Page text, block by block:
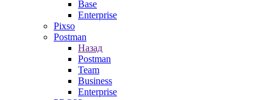
Base
Enterprise
Pixso
Postman
Назад
Postman
Team
Business
Enterprise